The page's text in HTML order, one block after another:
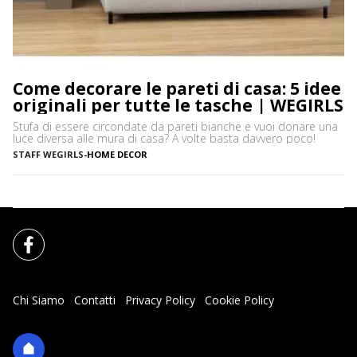
Come decorare le pareti di casa: 5 idee
originali per tutte le tasche | WEGIRLS
Stufa di essere circondate da pareti bianche e vuoi donare una
luce diversa alle mura di casa? A volte basta davvero poco!
STAFF WEGIRLS-HOME DECOR
Chi Siamo Contatti Privacy Policy
Cookie Policy